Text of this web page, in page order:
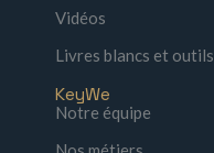
Vidéos
Livres blancs et outils
KeyWe
Notre équipe